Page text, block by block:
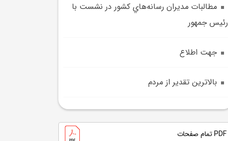
مطالبات مديران رسانه‌هاي کشور در نشست با
رئيس جمهور
جهت اطلاع
بالاترين تقدير از مردم
PDF تمام صفحات